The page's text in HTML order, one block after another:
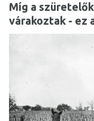
Míg a
várakoztak - ez